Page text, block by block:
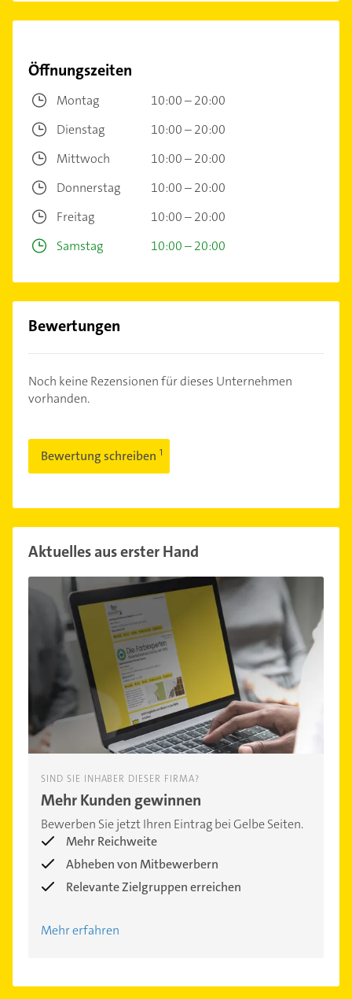
Öffnungszeiten
Montag
10:00 – 20:00
Dienstag
10:00 – 20:00
Mittwoch
10:00 – 20:00
Donnerstag
10:00 – 20:00
Freitag
10:00 – 20:00
Samstag
10:00 – 20:00
Bewertungen
Noch keine Rezensionen für dieses Unternehmen
vorhanden.
Bewertung schreiben
Aktuelles aus erster Hand
SIND SIE INHABER DIESER FIRMA?
Mehr Kunden gewinnen
Bewerben Sie jetzt Ihren Eintrag bei Gelbe Seiten.
Mehr Reichweite
Abheben von Mitbewerbern
Relevante Zielgruppen erreichen
Mehr erfahren